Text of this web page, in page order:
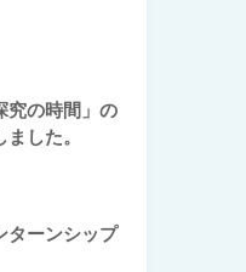
究の時間」の
した。
ターンシップ